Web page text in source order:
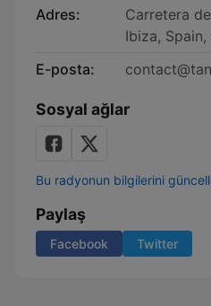
Adres:
Carretera
Ibiza, Spain,
E-posta:
Sosyal ağlar
Bu radyonun bilgilerini
Paylaş
Facebook Twitter